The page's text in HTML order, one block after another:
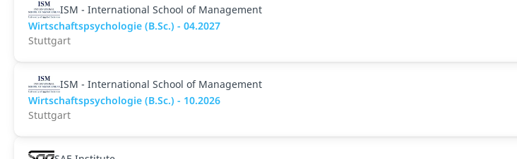
ISM - International School of Management
Wirtschaftspsychologie (B.Sc.) - 04.2027
Stuttgart
ISM - International School of Management
Wirtschaftspsychologie (B.Sc.) - 10.2026
Stuttgart